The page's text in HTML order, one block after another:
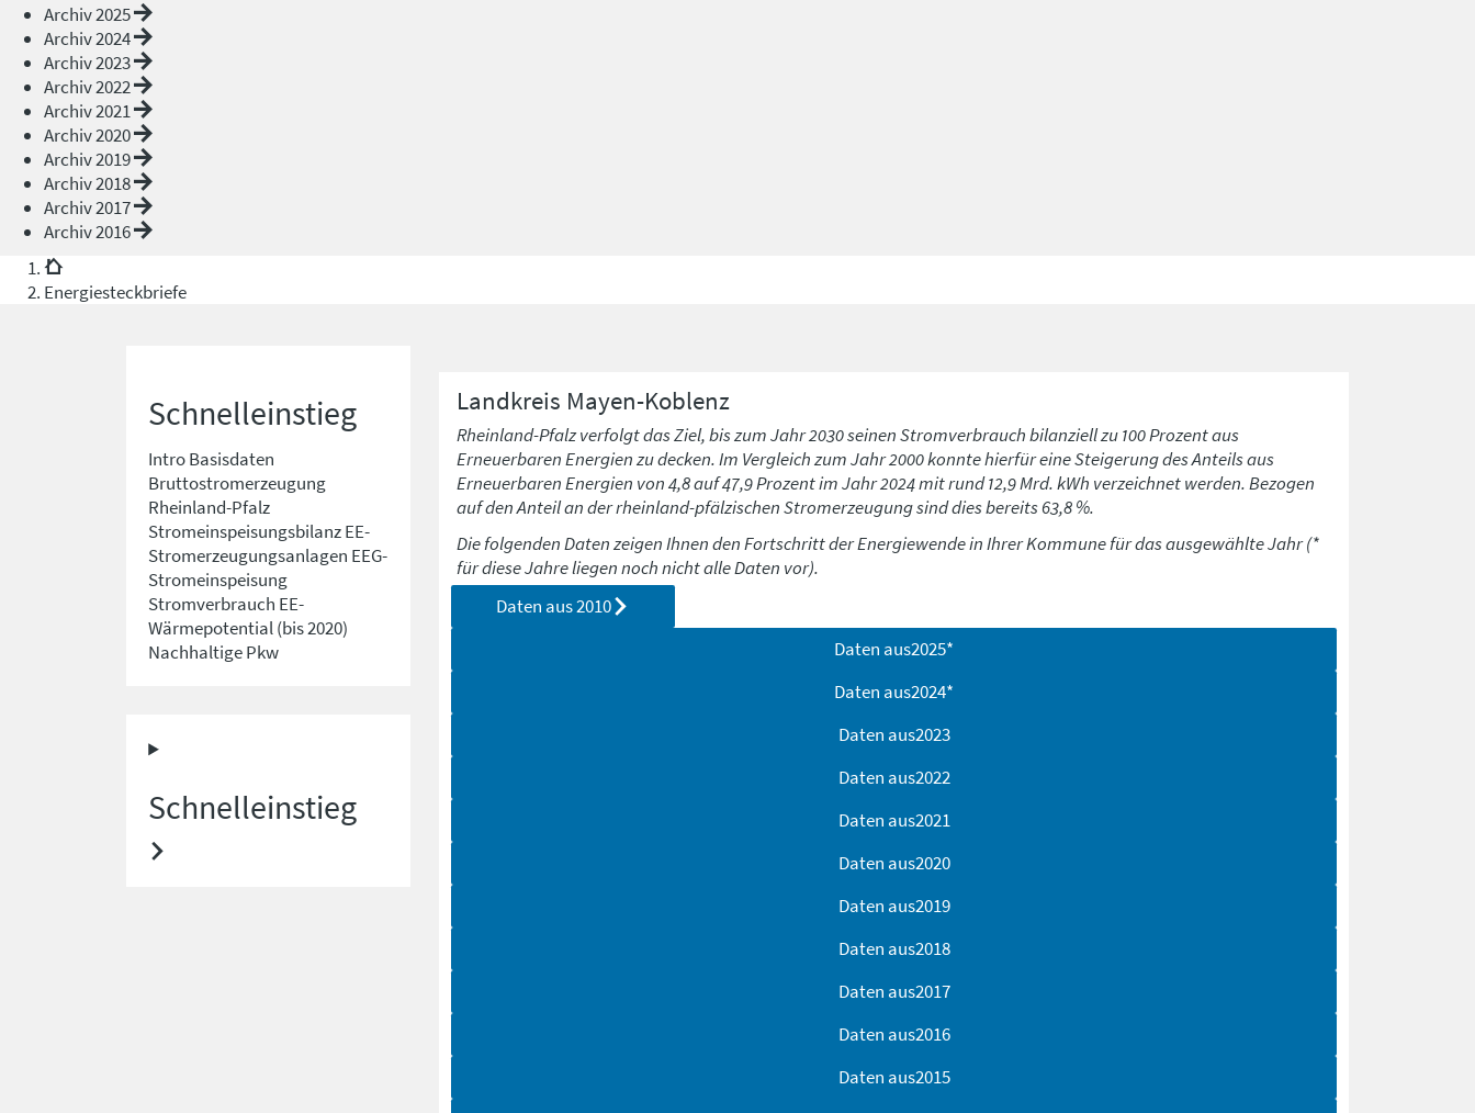
Archiv 2025
Archiv 2024
Archiv 2023
Archiv 2022
Archiv 2021
Archiv 2020
Archiv 2019
Archiv 2018
Archiv 2017
Archiv 2016
Energiesteckbriefe
Schnelleinstieg
IntroBasisdaten
Bruttostromerzeugung
Rheinland-Pfalz
StromeinspeisungsbilanzEE-
Stromerzeugungsanlagen EEG-
Stromeinspeisung
Stromverbrauch EE-
Wärmepotential (bis 2020)
Nachhaltige Pkw
Schnelleinstieg
Landkreis Mayen-Koblenz
Rheinland-Pfalz verfolgt das Ziel, bis zum Jahr 2030 seinen Stromverbrauch bilanziell zu 100 Prozent aus
Erneuerbaren Energien zu decken. Im Vergleich zum Jahr 2000 konnte hierfür eine Steigerung des Anteils aus
Erneuerbaren Energien von 4,8 auf 47,9 Prozent im Jahr 2024 mit rund 12,9 Mrd. kWh verzeichnet werden. Bezogen
auf den Anteil an der rheinland-pfälzischen Stromerzeugung sind dies bereits 63,8 %.
Die folgenden Daten zeigen Ihnen den Fortschritt der Energiewende in Ihrer Kommune für das ausgewählte Jahr (*
für diese Jahre liegen noch nicht alle Daten vor).
Daten aus2010
Daten aus2025*
Daten aus2024*
Daten aus2023
Daten aus2022
Daten aus2021
Daten aus2020
Daten aus2019
Daten aus2018
Daten aus2017
Daten aus2016
Daten aus2015